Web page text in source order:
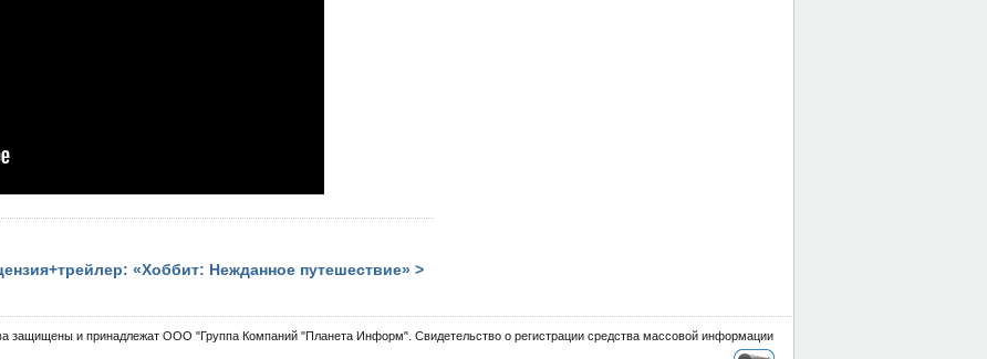
«Хоббит: Нежданное путешествие» >
защищены и принадлежат ООО "Группа Компаний "Планета Информ". Свидетельство о регистрации средства массовой информации